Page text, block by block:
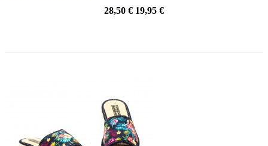
28,50 € 19,95 €